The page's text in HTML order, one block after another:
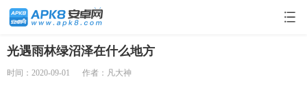
光遇雨林绿沼泽在什么地方
时间：2020-09-01 作者：凡大神